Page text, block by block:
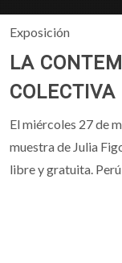
Exposición
LA
COLECTIVA
El miércoles 27 de
muestra de Julia
libre y gratuita.